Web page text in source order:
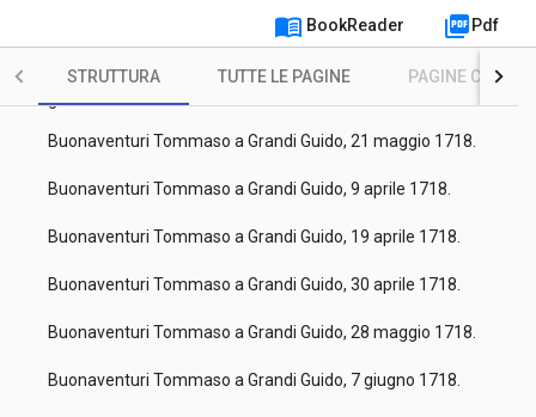
menu_book BookReader picture_as_pdf Pdf
STRUTTURA TUTTE LE PAGINE PAGINE CON
Buonaventuri Tommaso a Grandi Guido e Viviani Vincenzo, 30
Buonaventuri Tommaso a Grandi Guido e Viviani Vincenzo, 7
gennaio 1717.
Buonaventuri Tommaso a Grandi Guido, 21 maggio 1718.
Buonaventuri Tommaso a Grandi Guido, 9 aprile 1718.
Buonaventuri Tommaso a Grandi Guido, 19 aprile 1718.
Buonaventuri Tommaso a Grandi Guido, 30 aprile 1718.
Buonaventuri Tommaso a Grandi Guido, 28 maggio 1718.
Buonaventuri Tommaso a Grandi Guido, 7 giugno 1718.